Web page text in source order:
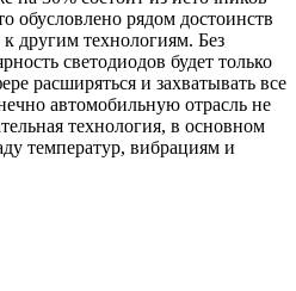
обусловлено рядом достоинств
другим технологиям. Без
светодиодов будет только
расширяться и захватывать все
автомобильную отрасль не
технология, в основном
температур, вибрациям и